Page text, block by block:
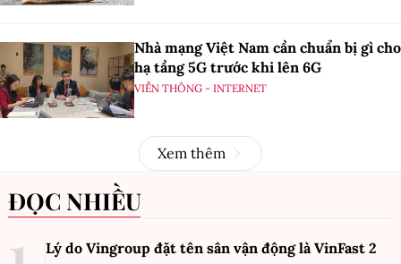
Nhà mạng Việt Nam cần chuẩn bị gì cho
hạ tầng 5G trước khi lên 6G
VIỄN THÔNG - INTERNET
Xem thêm
ĐỌC NHIỀU
Lý do Vingroup đặt tên sân vận động là VinFast 2